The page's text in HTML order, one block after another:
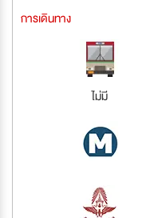
การเดินทาง
ไม่มี